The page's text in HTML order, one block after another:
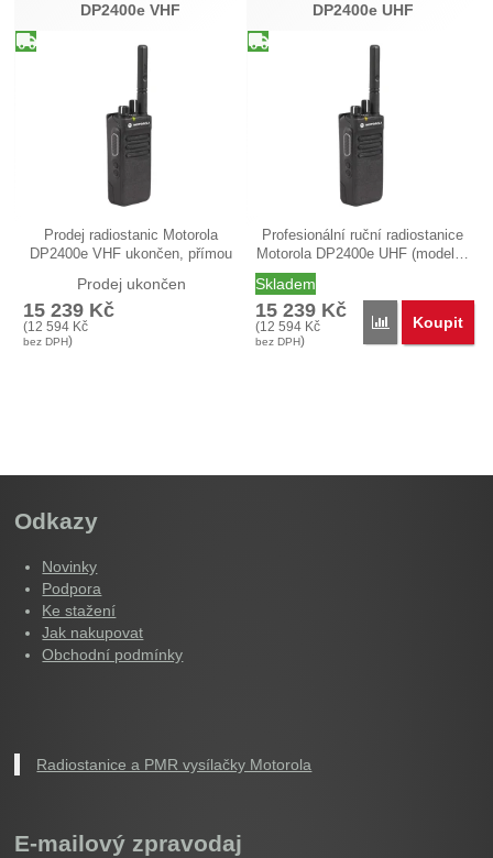
DP2400e VHF
Prodej radiostanic Motorola
DP2400e VHF ukončen, přímou
Prodej ukončen
15 239 Kč
(12 594 Kč
bez DPH)
DP2400e UHF
Profesionální ruční radiostanice
Motorola DP2400e UHF (model…
Skladem
15 239 Kč
(12 594 Kč
bez DPH)
Přidat
Koupit
Odkazy
Novinky
Podpora
Ke stažení
Jak nakupovat
Obchodní podmínky
Radiostanice a PMR vysílačky Motorola
E-mailový zpravodaj